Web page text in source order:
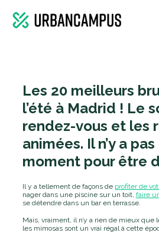
Les 20 meilleurs
l’été à Madrid ! Le
rendez-vous et les
animées. Il n’y a
moment pour être
Il y a tellement de façons de profiter de
nager dans une piscine sur un toit, faire
se détendre dans un bar en terrasse.
Mais, vraiment, il n’y a rien de mieux que
les mimosas sont un vrai régal à cette